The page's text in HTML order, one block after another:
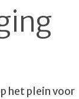
het plein voor